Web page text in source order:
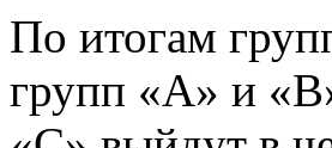
По итогам
групп «А» и